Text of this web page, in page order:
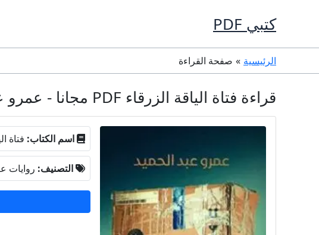
كتبي PDF
الرئيسية صفحة القراءة
قراءة فتاة الياقة الزرقاء PDF مجانا - عمرو عبد الحميد
اسم الكتاب: فتاة
التصنيف: روايات